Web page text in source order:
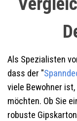
Als Spezialisten
dass der "
viele Bewohner
möchten. Ob Sie
robuste